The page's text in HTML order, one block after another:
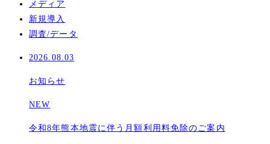
メディア
新規導入
調査/データ
2026.08.03
お知らせ
NEW
令和8年熊本地震に伴う月額利用料免除のご案内